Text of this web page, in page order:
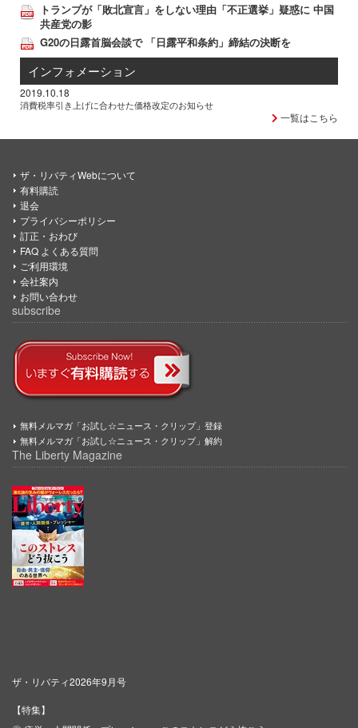
トランプが「敗北宣言」をしない理由「不正選挙」疑惑に 中国
共産党の影
G20の日露首脳会談で 「日露平和条約」締結の決断を
インフォメーション
2019.10.18
消費税率引き上げに合わせた価格改定のお知らせ
一覧はこちら
ザ・リバティWebについて
有料購読
退会
プライバシーポリシー
訂正・おわび
FAQ よくある質問
ご利用環境
会社案内
お問い合わせ
subscribe
無料メルマガ「お試し☆ニュース・クリップ」登録
無料メルマガ「お試し☆ニュース・クリップ」解約
The Liberty Magazine
ザ・リバティ2026年9月号
【特集】